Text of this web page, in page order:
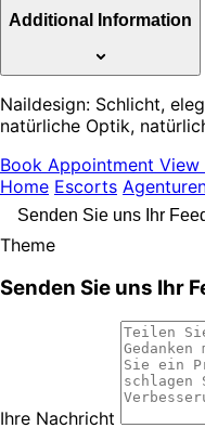
Additional Information
Naildesign: Schlicht,
natürliche Optik,
Book Appointment View
Home Escorts
Senden Sie uns Ihr
Theme
Senden Sie uns Ihr
Ihre Nachricht